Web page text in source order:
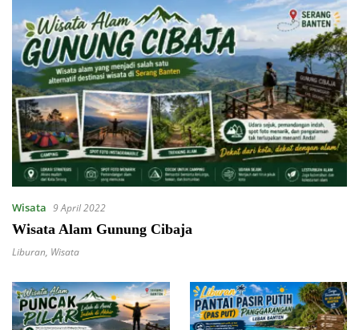
Wisata 9 April 2022
Wisata Alam Gunung Cibaja
Liburan, Wisata